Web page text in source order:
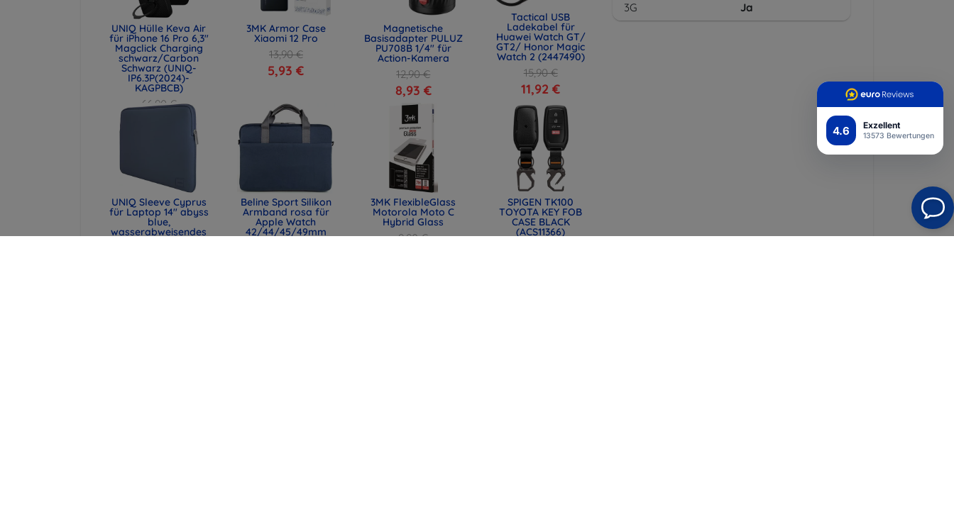
4.6 Exzellent
13573 Bewertungen
UNIQ Hülle Keva Air
für iPhone 16 Pro 6,3"
Magclick Charging
schwarz/Carbon
Schwarz (UNIQ-
IP6.3P(2024)-
KAGPBCB)
66,90 €
3MK Armor Case
Xiaomi 12 Pro
13,90 €
5,93 €
UNIQ Sleeve Cyprus
für Laptop 14" abyss
blue,
wasserabweisendes
Beline Sport Silikon
Armband rosa für
Apple Watch
42/44/45/49mm
Magnetische
Basisadapter PULUZ
PU708B 1/4" für
Action-Kamera
12,90 €
8,93 €
Tactical USB
Ladekabel für
Huawei Watch GT/
GT2/ Honor Magic
Watch 2 (2447490)
15,90 €
11,92 €
3MK FlexibleGlass
Motorola Moto C
Hybrid Glass
9,90 €
SPIGEN TK100
TOYOTA KEY FOB
CASE BLACK
(ACS11366)
3G
Ja